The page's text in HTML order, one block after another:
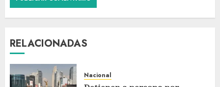
RELACIONADAS
Nacional